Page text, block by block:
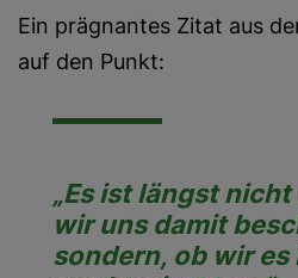
Ein prägnantes Zitat aus
auf den Punkt:
„Es ist längst
wir uns damit
sondern, ob wir